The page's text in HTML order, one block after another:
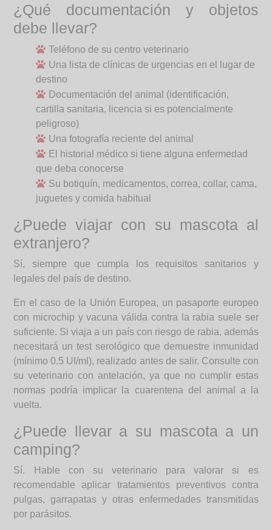
¿Qué documentación y objetos
debe llevar?
Teléfono de su centro veterinario
Una lista de clínicas de urgencias en el lugar de
destino
Documentación del animal (identificación,
cartilla sanitaria, licencia si es potencialmente
peligroso)
Una fotografía reciente del animal
El historial médico si tiene alguna enfermedad
que deba conocerse
Su botiquín, medicamentos, correa, collar, cama,
juguetes y comida habitual
¿Puede viajar con su mascota al
extranjero?
Sí, siempre que cumpla los requisitos sanitarios y
legales del país de destino.
En el caso de la Unión Europea, un pasaporte europeo
con microchip y vacuna válida contra la rabia suele ser
suficiente. Si viaja a un país con riesgo de rabia, además
necesitará un test serológico que demuestre inmunidad
(mínimo 0.5 UI/ml), realizado antes de salir. Consulte con
su veterinario con antelación, ya que no cumplir estas
normas podría implicar la cuarentena del animal a la
vuelta.
¿Puede llevar a su mascota a un
camping?
Sí. Hable con su veterinario para valorar si es
recomendable aplicar tratamientos preventivos contra
pulgas, garrapatas y otras enfermedades transmitidas
por parásitos.